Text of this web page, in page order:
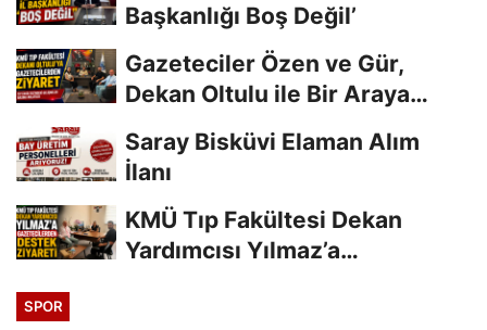
Başkanlığı Boş Değil’
Gazeteciler Özen ve Gür,
Dekan Oltulu ile Bir Araya
Saray Bisküvi Elaman Alım
İlanı
KMÜ Tıp Fakültesi Dekan
Yardımcısı Yılmaz’a
SPOR